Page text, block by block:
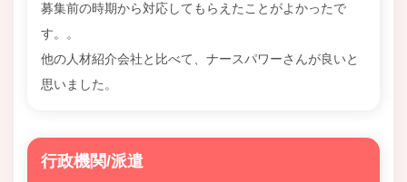
募集前の時期から対応してもらえたことがよかったで
す。。
他の人材紹介会社と比べて、ナースパワーさんが良いと
思いました。
行政機関/派遣